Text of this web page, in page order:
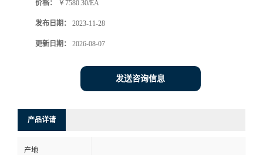
价格： ￥7580.30/EA
发布日期： 2023-11-28
更新日期： 2026-08-07
发送咨询信息
产品详请
产地